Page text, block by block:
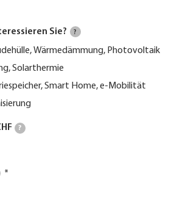
Sie? ?
Wärmedämmung, Photovoltaik
Solarthermie
Smart Home, e-Mobilität
?